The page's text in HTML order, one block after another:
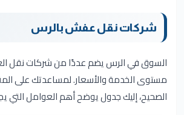
شركات نقل عفش بالرس
السوق في الرس يضم عددًا من شركات نقل
مستوى الخدمة والأسعار. لمساعدتك على
الصحيح، إليك جدول يوضح أهم العوامل التي